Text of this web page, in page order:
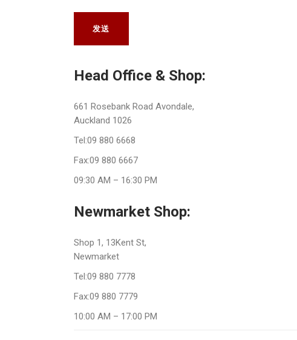
发送
Head Office & Shop:
661 Rosebank Road Avondale,
Auckland 1026
Tel:09 880 6668
Fax:09 880 6667
09:30 AM – 16:30 PM
Newmarket Shop:
Shop 1, 13Kent St,
Newmarket
Tel:09 880 7778
Fax:09 880 7779
10:00 AM – 17:00 PM